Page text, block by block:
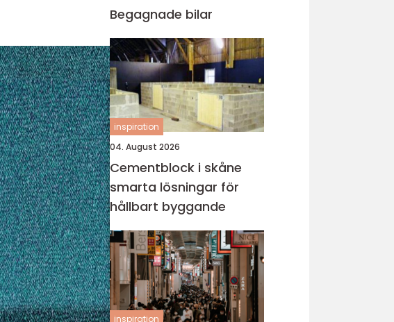
Begagnade bilar
inspiration
04. August 2026
Cementblock i skåne
smarta lösningar för
hållbart byggande
inspiration